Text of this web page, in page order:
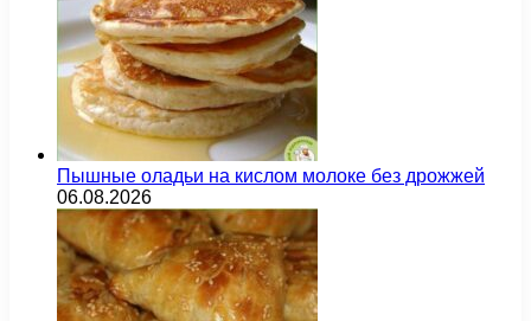
Пышные оладьи на кислом молоке без дрожжей
06.08.2026